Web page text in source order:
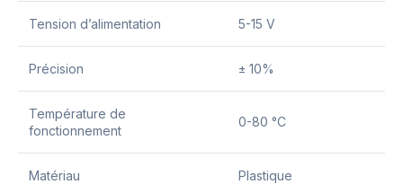
Tension d’alimentation 5-15 V
Précision ± 10%
Température de
fonctionnement
0-80 °C
Matériau Plastique